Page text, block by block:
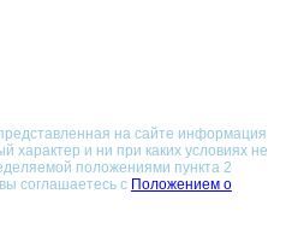
на сайте информация
характер и ни при каких условиях не
положениями пункта 2
соглашаетесь с Положением о